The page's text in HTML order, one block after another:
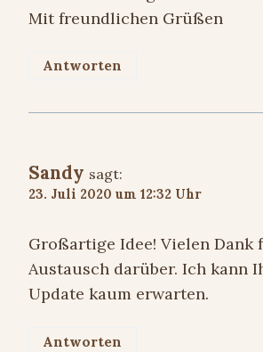
Mit freundlichen Grüßen
Antworten
Sandy sagt:
23. Juli 2020 um 12:32 Uhr
Großartige Idee! Vielen Dank
Austausch darüber. Ich kann
Update kaum erwarten.
Antworten